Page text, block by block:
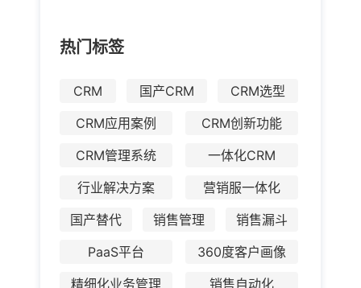
热门标签
CRM 国产CRM
CRM选型
CRM应用案例
CRM创新功能
CRM管理系统
一体化CRM
行业解决方案
营销服一体化
国产替代
销售管理
销售漏斗
PaaS平台
360度客户画像
精细化业务管理
销售自动化